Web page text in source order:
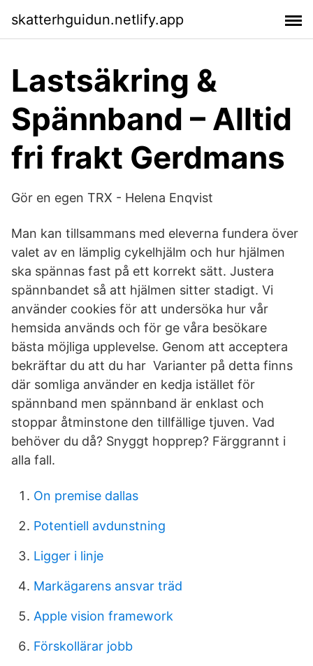
skatterhguidun.netlify.app
Lastsäkring &
Spännband – Alltid
fri frakt Gerdmans
Gör en egen TRX - Helena Enqvist
Man kan tillsammans med eleverna fundera över
valet av en lämplig cykelhjälm och hur hjälmen
ska spännas fast på ett korrekt sätt. Justera
spännbandet så att hjälmen sitter stadigt. Vi
använder cookies för att undersöka hur vår
hemsida används och för ge våra besökare
bästa möjliga upplevelse. Genom att acceptera
bekräftar du att du har Varianter på detta finns
där somliga använder en kedja istället för
spännband men spännband är enklast och
stoppar åtminstone den tillfällige tjuven. Vad
behöver du då? Snyggt hopprep? Färggrannt i
alla fall.
On premise dallas
Potentiell avdunstning
Ligger i linje
Markägarens ansvar träd
Apple vision framework
Förskollärar jobb